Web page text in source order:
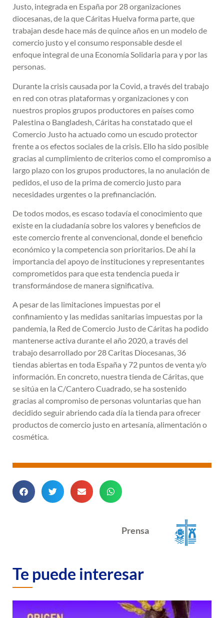
Justo, integrada en España por 28 organizaciones
diocesanas, de la que Cáritas Huelva forma parte, que
trabajan desde hace más de quince años en un modelo de
comercio justo y el consumo responsable desde el
enfoque integral de una Economía Solidaria para y por las
personas.
Durante la crisis causada por la Covid, a través del trabajo
en red con otras plataformas y organizaciones y con
nuestros propios grupos productores en países como
Palestina o Bangladesh, Cáritas ha constatado que el
Comercio Justo ha actuado como un escudo protector
frente a os efectos sociales de la crisis. Ello ha sido posible
gracias al cumplimiento de criterios como el compromiso a
largo plazo con los grupos productores, la no anulación de
pedidos, el uso de la prima de comercio justo para
necesidades urgentes o la prefinanciación.
De todos modos, es escaso todavía el conocimiento que
existe en la ciudadanía sobre los valores y beneficios de
este comercio frente al convencional, donde el beneficio
económico y la competencia son prioritarios. De ahí la
importancia del apoyo de instituciones y representantes
comprometidos para que esta tendencia pueda ir
transformándose de manera significativa.
A pesar de las limitaciones impuestas por el
confinamiento y las medidas sanitarias impuestas por la
pandemia, la Red de Comercio Justo de Cáritas ha podido
mantenerse activa durante el año 2020, a través del
trabajo desarrollado por 28 Caritas Diocesanas, 36
tiendas abiertas en toda España y 72 puntos de venta y/o
información. En concreto, nuestra tienda de Cáritas, que
se sitúa en la C/Cantero Cuadrado, se ha sostenido
gracias al compromiso de personas voluntarias que han
decidido seguir abriendo cada día la tienda para ofrecer
productos de comercio justo en artesanía, alimentación o
cosmética.
Prensa
Te puede interesar